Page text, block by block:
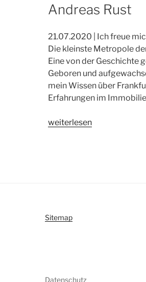
Andreas Rust
21.07.2020 | Ich freue
Die kleinste Metropole
Eine von der Geschichte
Geboren und
mein Wissen über
Erfahrungen im
„Frankfurt
weiterlesen
Sitemap
Datenschutz